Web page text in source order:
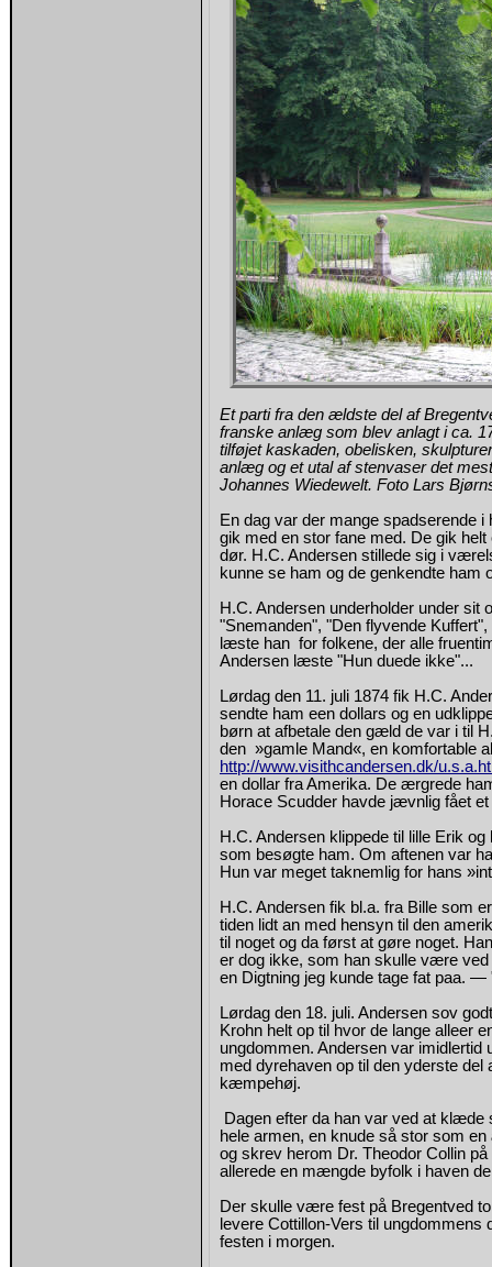
Et parti fra den ældste del af
franske anlæg som blev anlagt i ca.
tilføjet kaskaden, obelisken,
anlæg og et utal af stenvaser det
Johannes Wiedewelt. Foto Lars
En dag var der mange spadserende
gik med en stor fane med. De gik
dør. H.C. Andersen stillede sig i
kunne se ham og de genkendte ham
H.C. Andersen underholder under
"Snemanden", "Den flyvende
læste han for folkene, der alle
Andersen læste "Hun duede ikke"...
Lørdag den 11. juli 1874 fik H.C.
sendte ham een dollars og en
børn at afbetale den gæld de var i til
den »gamle Mand«, en komfortable
http://www.visithcandersen.dk/
en dollar fra Amerika. De ærgrede
Horace Scudder havde jævnlig fået et
H.C. Andersen klippede til lille Erik
som besøgte ham. Om aftenen var
Hun var meget taknemlig for hans
H.C. Andersen fik bl.a. fra Bille som
tiden lidt an med hensyn til den
til noget og da først at gøre noget.
er dog ikke, som han skulle være
en Digtning jeg kunde tage fat paa. —
Lørdag den 18. juli. Andersen sov
Krohn helt op til hvor de lange alleer
ungdommen. Andersen var imidlertid
med dyrehaven op til den yderste del
kæmpehøj.
Dagen efter da han var ved at klæde
hele armen, en knude så stor som
og skrev herom Dr. Theodor Collin
allerede en mængde byfolk i haven
Der skulle være fest på Bregentved
levere Cottillon-Vers til
festen i morgen.